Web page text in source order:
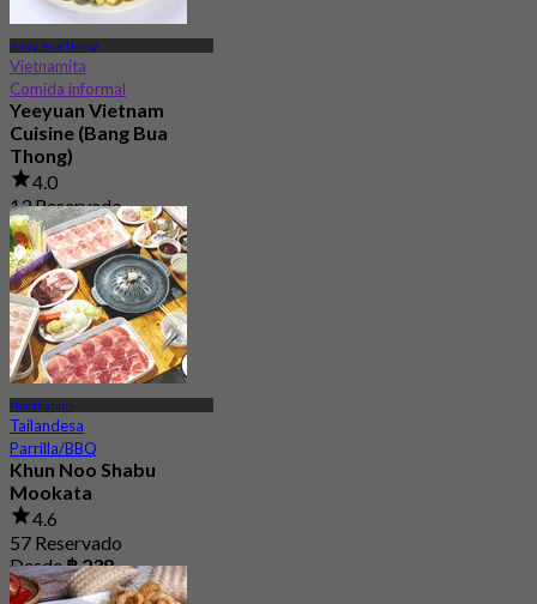
Bang Bua Thong
Vietnamita
Comida informal
Yeeyuan Vietnam
Cuisine (Bang Bua
Thong)
4.0
13 Reservado
Desde฿ 212.5
Nonthaburi
Tailandesa
Parrilla/BBQ
Khun Noo Shabu
Mookata
4.6
57 Reservado
Desde฿ 238